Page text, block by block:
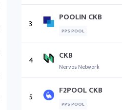
3 POOLIN CKB
PPS POOL
4 CKB
Nervos Network
5 F2POOL CKB
PPS POOL